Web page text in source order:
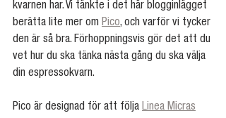
kvarnen har. Vi tänkte i det här blogginlägget
berätta lite mer om Pico, och varför vi tycker
den är så bra. Förhoppningsvis gör det att du
vet hur du ska tänka nästa gång du ska välja
din espressokvarn.
Pico är designad för att följa Linea Micras